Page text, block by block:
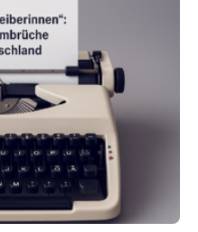
für
Institut der
in Deutschland
denken und
Region und
sprechen Veronika